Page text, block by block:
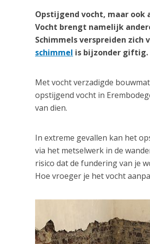
Opstijgend vocht, maar ook
Vocht brengt namelijk
Schimmels verspreiden
schimmel is bijzonder giftig.
Met vocht verzadigde
opstijgend vocht in
van dien.
In extreme gevallen kan het
via het metselwerk in de
risico dat de fundering van je
Hoe vroeger je het vocht